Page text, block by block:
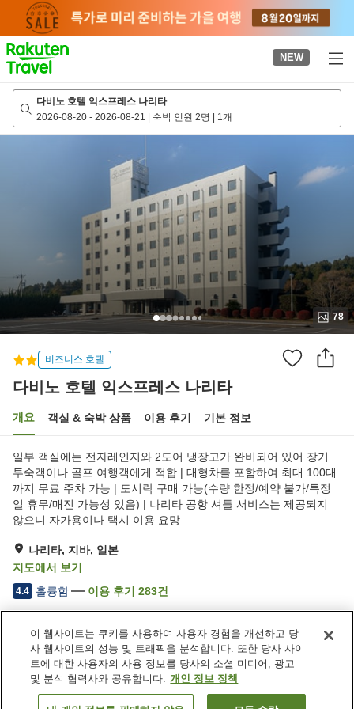
page
NEW
다비노 호텔 익스프레스 나리타
2026-08-20 - 2026-08-21 | 숙박 인원 2명 | 1개
78
비즈니스 호텔
다비노 호텔 익스프레스 나리타
개요 객실 & 숙박 상품 이용 후기 기본 정보
일부 객실에는 전자레인지와 2도어 냉장고가 완비되어 있어 장기
투숙객이나 골프 여행객에게 적합 | 대형차를 포함하여 최대 100대
까지 무료 주차 가능 | 도시락 구매 가능(수량 한정/예약 불가/특정
일 휴무/매진 가능성 있음) | 나리타 공항 셔틀 서비스는 제공되지
않으니 자가용이나 택시 이용 요망
나리타, 지바, 일본
지도에서 보기
4.4 훌륭함 이용 후기 283건
숙소 편의 시설/서비스
Wi-Fi
레스토랑
주차 (무료)
대욕장
이 웹사이트는 쿠키를 사용하여 사용자 경험을 개선하고 당
사 웹사이트의 성능 및 트래픽을 분석합니다. 또한 당사 사이
트에 대한 사용자의 사용 정보를 당사의 소셜 미디어, 광고
및 분석 협력사와 공유합니다. 개인 정보 정책